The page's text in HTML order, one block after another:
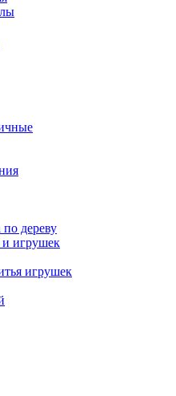
дереву
и игрушек
игрушек